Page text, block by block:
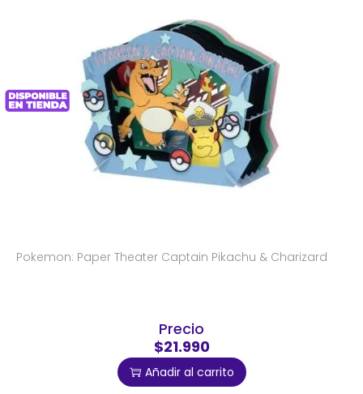
Pokemon: Paper Theater Captain Pikachu & Charizard
Precio
$21.990
Añadir al carrito